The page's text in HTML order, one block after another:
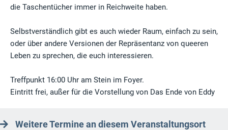
die Taschentücher immer in Reichweite haben.
Selbstverständlich gibt es auch wieder Raum, einfach zu sein,
oder über andere Versionen der Repräsentanz von queeren
Leben zu sprechen, die euch interessieren.
Treffpunkt 16:00 Uhr am Stein im Foyer.
Eintritt frei, außer für die Vorstellung von Das Ende von Eddy
Weitere Termine an diesem Veranstaltungsort